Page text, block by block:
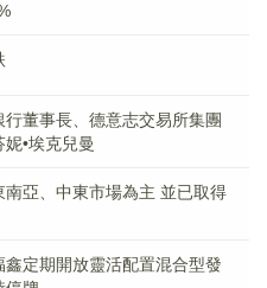
董事長、德意志交易所集團
•埃克兒曼
亞、中東市場為主 並已取得
鑫定期開放靈活配置混合型發